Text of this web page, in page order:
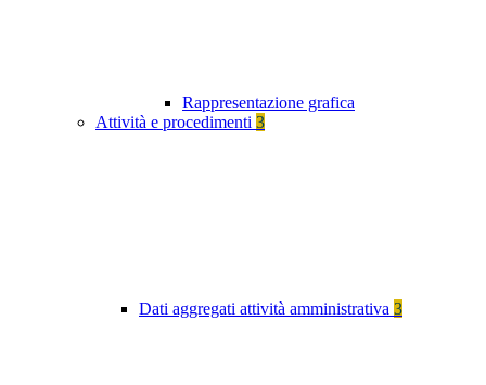
Rappresentazione grafica
Attività e procedimenti 3
Dati aggregati attività amministrativa 3